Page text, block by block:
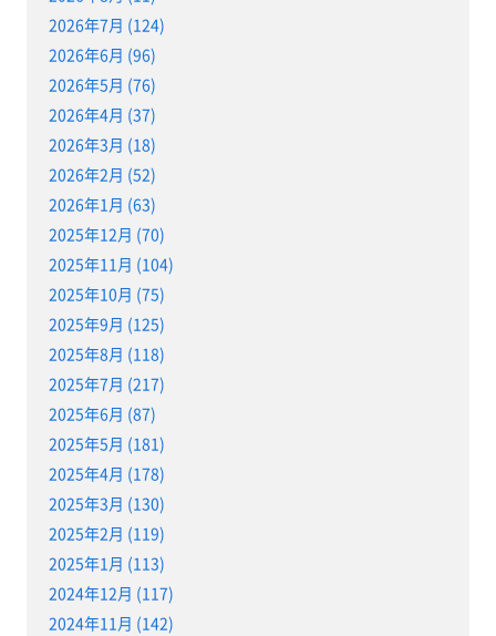
2026年7月 (124)
2026年6月 (96)
2026年5月 (76)
2026年4月 (37)
2026年3月 (18)
2026年2月 (52)
2026年1月 (63)
2025年12月 (70)
2025年11月 (104)
2025年10月 (75)
2025年9月 (125)
2025年8月 (118)
2025年7月 (217)
2025年6月 (87)
2025年5月 (181)
2025年4月 (178)
2025年3月 (130)
2025年2月 (119)
2025年1月 (113)
2024年12月 (117)
2024年11月 (142)